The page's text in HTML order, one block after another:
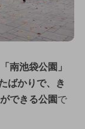
「南池袋公園」
ばかりで、き
できる公園で